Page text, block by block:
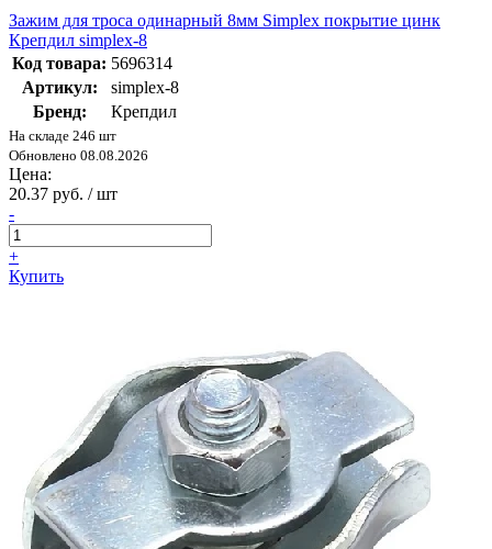
Зажим для троса одинарный 8мм Simplex покрытие цинк
Крепдил simplex-8
Код товара: 5696314
Артикул:
simplex-8
Бренд:
Крепдил
На складе 246 шт
Обновлено 08.08.2026
Цена:
20.37 руб. / шт
-
+
Купить